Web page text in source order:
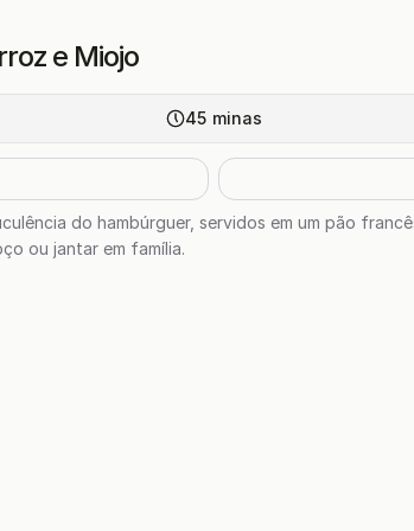
e Miojo
45 minas
do hambúrguer, servidos em um pão
ou jantar em família.